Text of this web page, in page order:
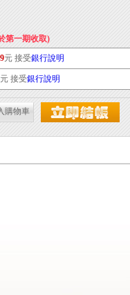
第一期收取)
元 接受銀行說明
元 接受銀行說明
購物車